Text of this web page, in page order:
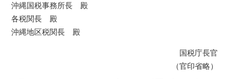
沖縄国税事務所長 殿
各税関長 殿
沖縄地区税関長 殿
国税庁長官
（官印省略）